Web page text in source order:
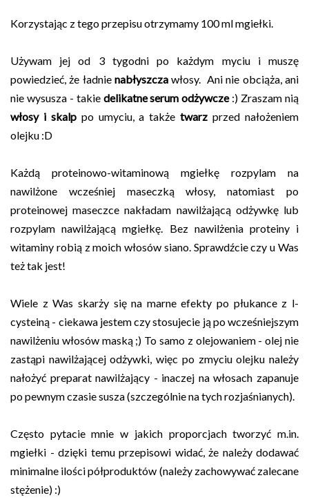
Korzystając z tego przepisu otrzymamy 100 ml mgiełki.
Używam jej od 3 tygodni po każdym myciu i muszę
powiedzieć, że ładnienabłyszcza włosy. Ani nie obciąża, ani
nie wysusza - takie delikatne serum odżywcze:) Zraszam nią
włosy i skalppo umyciu, a takżetwarz przed nałożeniem
olejku :D
Każdą proteinowo-witaminową mgiełkę rozpylam na
nawilżone wcześniej maseczką włosy, natomiast po
proteinowej maseczce nakładam nawilżającą odżywkę lub
rozpylam nawilżającą mgiełkę. Bez nawilżenia proteiny i
witaminy robią z moich włosów siano. Sprawdźcie czy u Was
też tak jest!
Wiele z Was skarży się na marne efekty po płukance z l-
cysteiną - ciekawa jestem czy stosujecie ją po wcześniejszym
nawilżeniu włosów maską ;) To samo z olejowaniem - olej nie
zastąpi nawilżającej odżywki, więc po zmyciu olejku należy
nałożyć preparat nawilżający - inaczej na włosach zapanuje
po pewnym czasie susza (szczególnie na tych rozjaśnianych).
Często pytacie mnie w jakich proporcjach tworzyć m.in.
mgiełki - dzięki temu przepisowi widać, że należy dodawać
minimalne ilości półproduktów (należy zachowywać zalecane
stężenie) :)